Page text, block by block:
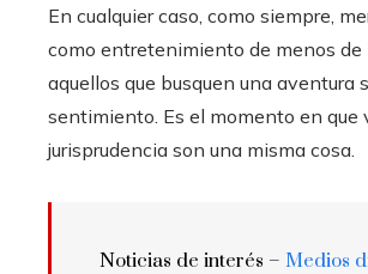
En cualquier caso, como siempre,
como entretenimiento de menos de
aquellos que busquen una aventura
sentimiento. Es el momento en que
jurisprudencia son una misma cosa.
Noticias de interés – Medios